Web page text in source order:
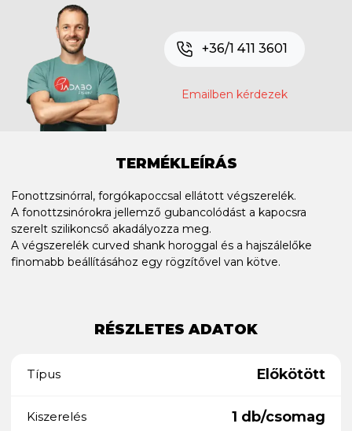
+36/1 411 3601
Emailben kérdezek
TERMÉKLEÍRÁS
Fonottzsinórral, forgókapoccsal ellátott végszerelék.
A fonottzsinórokra jellemző gubancolódást a kapocsra
szerelt szilikoncső akadályozza meg.
A végszerelék curved shank horoggal és a hajszálelőke
finomabb beállításához egy rögzítővel van kötve.
RÉSZLETES ADATOK
Típus Előkötött
Kiszerelés 1 db/csomag